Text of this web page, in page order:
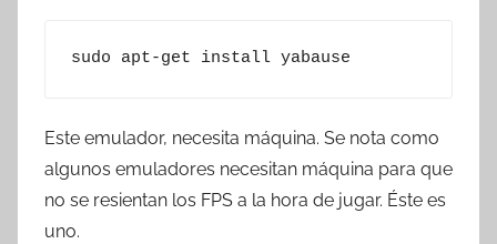
sudo apt-get install yabause
Este emulador, necesita máquina. Se nota como
algunos emuladores necesitan máquina para que
no se resientan los FPS a la hora de jugar. Éste es
uno.